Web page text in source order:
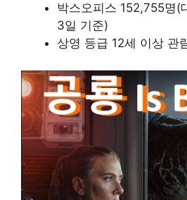
박스오피스 152,755명(
3일 기준)
상영 등급 12세 이상 관